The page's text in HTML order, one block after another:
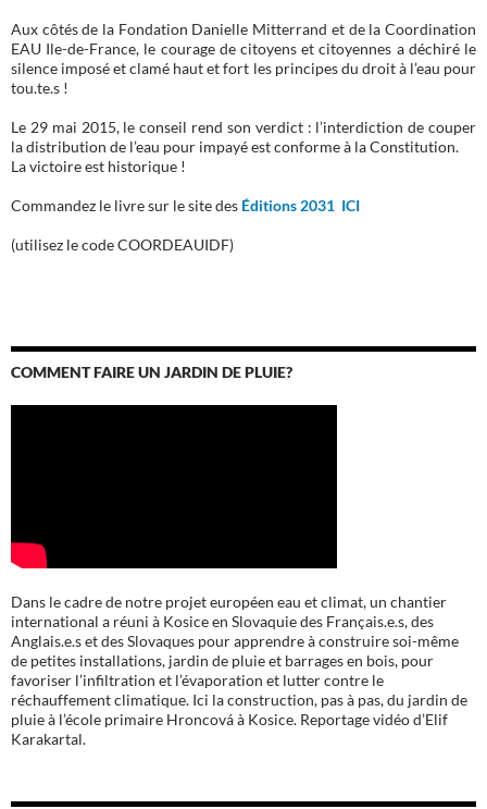
Aux côtés de la Fondation Danielle Mitterrand et de la Coordination
EAU Ile-de-France, le courage de citoyens et citoyennes a déchiré le
silence imposé et clamé haut et fort les principes du droit à l’eau pour
tou.te.s !
Le 29 mai 2015, le conseil rend son verdict : l’interdiction de couper
la distribution de l’eau pour impayé est conforme à la Constitution.
La victoire est historique !
Commandez le livre sur le site des Éditions 2031 ICI
(utilisez le code COORDEAUIDF)
COMMENT FAIRE UN JARDIN DE PLUIE?
Dans le cadre de notre projet européen eau et climat, un chantier
international a réuni à Kosice en Slovaquie des Français.e.s, des
Anglais.e.s et des Slovaques pour apprendre à construire soi-même
de petites installations, jardin de pluie et barrages en bois, pour
favoriser l’infiltration et l’évaporation et lutter contre le
réchauffement climatique. Ici la construction, pas à pas, du jardin de
pluie à l’école primaire Hroncová à Kosice. Reportage vidéo d’Elif
Karakartal.